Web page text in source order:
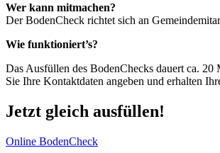
Wer kann mitmachen?
Der BodenCheck richtet sich an
Wie funktioniert’s?
Das Ausfüllen des BodenChecks dauert ca.
Sie Ihre Kontaktdaten angeben und erhalten
Jetzt gleich ausfüllen!
Online BodenCheck